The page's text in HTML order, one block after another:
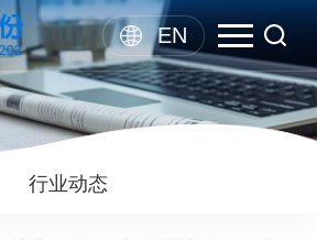
EN
行业动态